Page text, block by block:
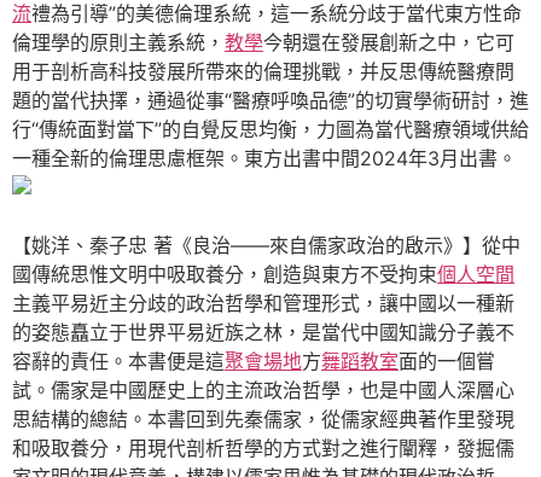
流禮為引導”的美德倫理系統，這一系統分歧于當代東方性命
倫理學的原則主義系統， 教學今朝還在發展創新之中，它可
用于剖析高科技發展所帶來的倫理挑戰，并反思傳統醫療問
題的當代抉擇，通過從事“醫療呼喚品德”的切實學術研討，進
行“傳統面對當下”的自覺反思均衡，力圖為當代醫療領域供給
一種全新的倫理思慮框架。東方出書中間2024年3月出書。
【姚洋、秦子忠 著《良治——來自儒家政治的啟示》】從中
國傳統思惟文明中吸取養分，創造與東方不受拘束個人空間
主義平易近主分歧的政治哲學和管理形式，讓中國以一種新
的姿態矗立于世界平易近族之林，是當代中國知識分子義不
容辭的責任。本書便是這聚會場地方舞蹈教室面的一個嘗
試。儒家是中國歷史上的主流政治哲學，也是中國人深層心
思結構的總結。本書回到先秦儒家，從儒家經典著作里發現
和吸取養分，用現代剖析哲學的方式對之進行闡釋，發掘儒